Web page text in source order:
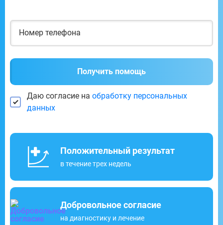
Получить помощь
Даю согласие на обработку персональных
данных
Положительный результат
в течение трех недель
Добровольное согласие
на диагностику и лечение